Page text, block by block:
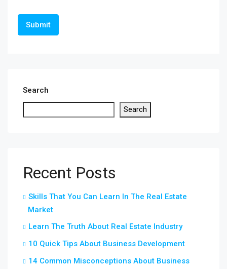
Search
Search
Recent Posts
Skills That You Can Learn In The Real Estate
Market
Learn The Truth About Real Estate Industry
10 Quick Tips About Business Development
14 Common Misconceptions About Business